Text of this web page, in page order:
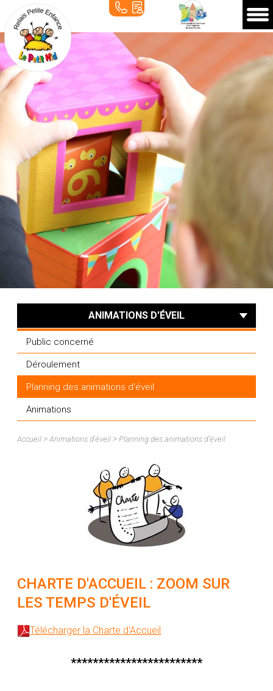
ANIMATIONS D'ÉVEIL
Public concerné
Déroulement
Planning des animations d'éveil
Animations
Accueil >Animations d'éveil >Planning des animations d'éveil
CHARTE D'ACCUEIL : ZOOM SUR
LES TEMPS D'ÉVEIL
Télécharger la Charte d'Accueil
************************